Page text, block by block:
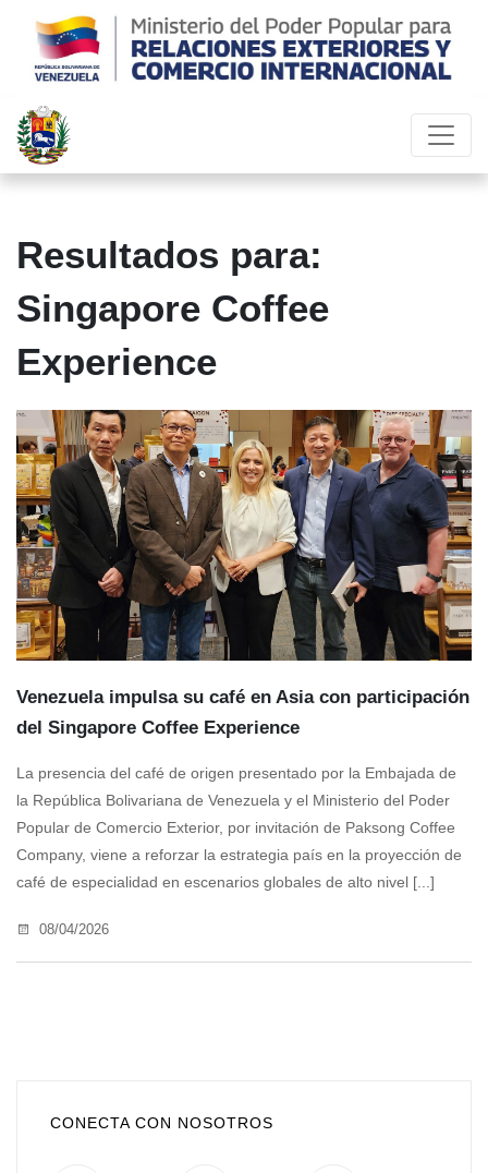
Resultados para:
Singapore Coffee
Experience
Venezuela impulsa su café en Asia con participación
del Singapore Coffee Experience
La presencia del café de origen presentado por la Embajada de
la República Bolivariana de Venezuela y el Ministerio del Poder
Popular de Comercio Exterior, por invitación de Paksong Coffee
Company, viene a reforzar la estrategia país en la proyección de
café de especialidad en escenarios globales de alto nivel [...]
08/04/2026
CONECTA CON NOSOTROS